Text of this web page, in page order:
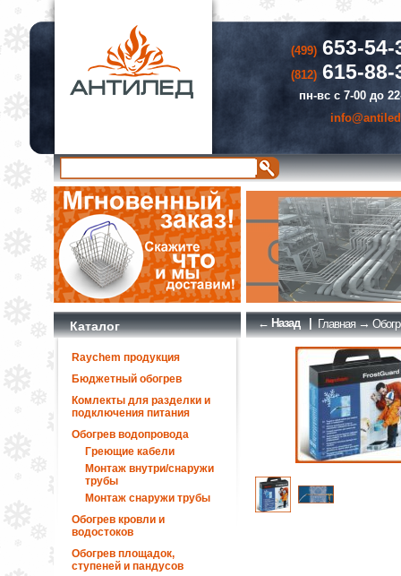
(499)653-54-
(812)615-88-
пн-вс с 7-00 до
Каталог
Raychem продукция
Бюджетный обогрев
Комлекты для разделки и
подключения питания
Обогрев водопровода
Греющие кабели
Монтаж внутри/снаружи
трубы
Монтаж снаружи трубы
Обогрев кровли и
водостоков
Обогрев площадок,
ступеней и пандусов
← Назад | Главная→